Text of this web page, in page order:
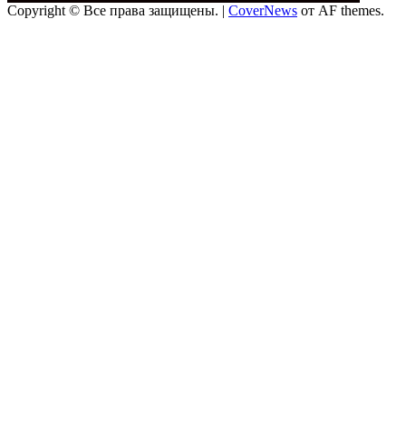
Copyright © Все права защищены. | CoverNews от AF themes.